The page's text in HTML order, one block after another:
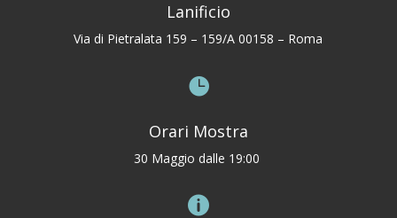
Lanificio
Via di Pietralata 159 – 159/A 00158 – Roma

Orari Mostra
30 Maggio dalle 19:00
